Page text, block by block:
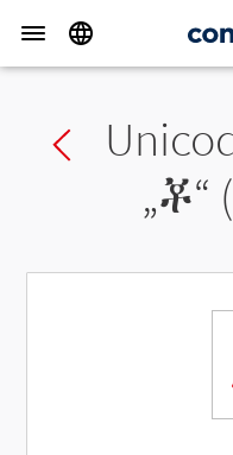
Previous char
„ቾ“